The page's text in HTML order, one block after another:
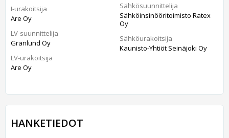
I-urakoitsija
Are Oy
LV-suunnittelija
Granlund Oy
LV-urakoitsija
Are Oy
Sähkösuunnittelija
Sähköinsinööritoimisto Ratex
Oy
Sähköurakoitsija
Kaunisto-Yhtiöt Seinäjoki Oy
HANKETIEDOT